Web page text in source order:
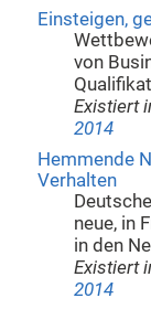
Einsteigen,
von
Existiert
2014
Hemmende
Verhalten
neue, in
in den
Existiert
2014